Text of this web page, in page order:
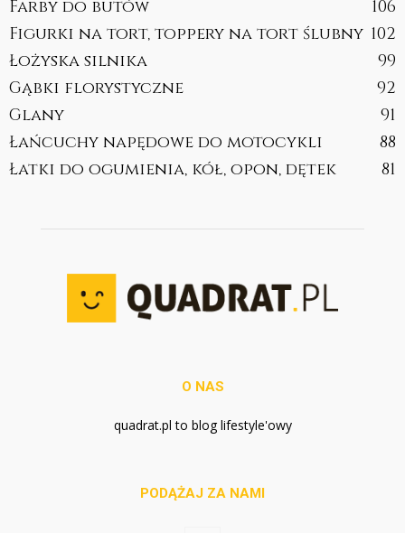
Farby do butów
106
Figurki na tort, toppery na tort ślubny 102
Łożyska silnika
99
Gąbki florystyczne
92
Glany
91
Łańcuchy napędowe do motocykli
88
Łatki do ogumienia, kół, opon, dętek
81
O NAS
quadrat.pl to blog lifestyle'owy
PODĄŻAJ ZA NAMI